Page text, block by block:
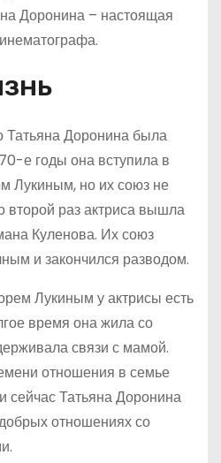
Доронина – настоящая
Татьяна Доронина была
е годы она вступила в
Лукиным, но их союз не
второй раз актриса вышла
Куленова. Их союз
и закончился разводом.
Лукиным у актрисы есть
время она жила со
связи с мамой.
отношения в семье
сейчас Татьяна Доронина
отношениях со